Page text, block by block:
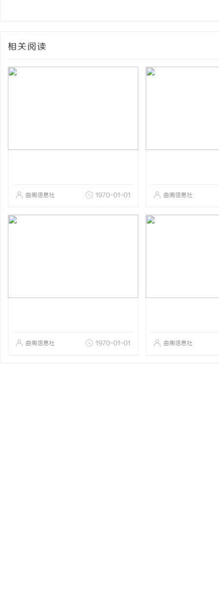
相关阅读
曲周信息社 1970-01-01 曲周信息社
曲周信息社 1970-01-01 曲周信息社